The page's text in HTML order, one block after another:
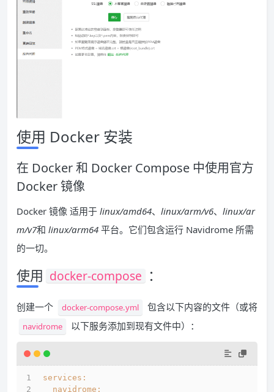
使用 Docker 安装
在 Docker 和 Docker Compose 中使用官方
Docker 镜像
Docker 镜像 适用于 linux/amd64、 linux/arm/v6、 linux/ar
m/v7和 linux/arm64 平台。它们包含运行 Navidrome 所需
的一切。
使用 docker-compose ：
创建一个 docker-compose.yml 包含以下内容的文件（或将
navidrome 以下服务添加到现有文件中）：
services:
navidrome: